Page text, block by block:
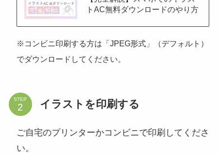
トAC無料ダウンロードのやり方
※コンビニ印刷する方は「JPEG形式」（デフォルト）
でダウンロードしてください。
STEP イラストを印刷する
ご自宅のプリンターかコンビニで印刷してくださ
い。